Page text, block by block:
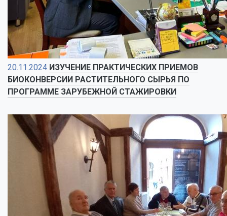
20.11.2024 ИЗУЧЕНИЕ ПРАКТИЧЕСКИХ ПРИЕМОВ
БИОКОНВЕРСИИ РАСТИТЕЛЬНОГО СЫРЬЯ ПО
ПРОГРАММЕ ЗАРУБЕЖНОЙ СТАЖИРОВКИ